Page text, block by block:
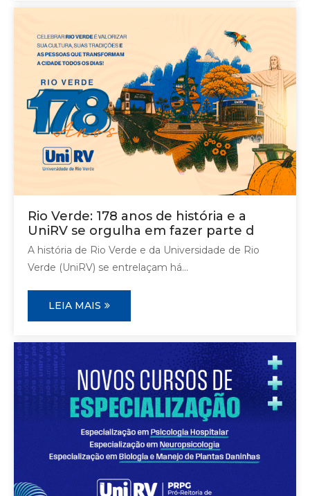
Rio Verde: 178 anos de história e a
UniRV se orgulha em fazer parte d
A história de Rio Verde e da Universidade de Rio
Verde (UniRV) se entrelaçam há...
LEIA MAIS